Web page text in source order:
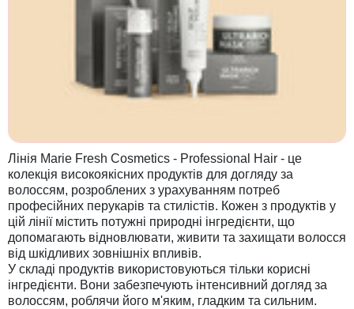
Лінія Marie Fresh Cosmetics - Professional Hair - це
колекція високоякісних продуктів для догляду за
волоссям, розроблених з урахуванням потреб
професійних перукарів та стилістів. Кожен з продуктів у
цій лінії містить потужні природні інгредієнти, що
допомагають відновлювати, живити та захищати волосся
від шкідливих зовнішніх впливів.
У складі продуктів використовуються тільки корисні
інгредієнти. Вони забезпечують інтенсивний догляд за
волоссям, роблячи його м'яким, гладким та сильним.